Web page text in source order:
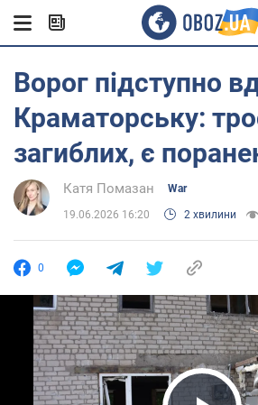
Ворог підступно
Краматорську:
загиблих, є
Катя Помазан War
19.06.2026 16:20 2 хвилини
0